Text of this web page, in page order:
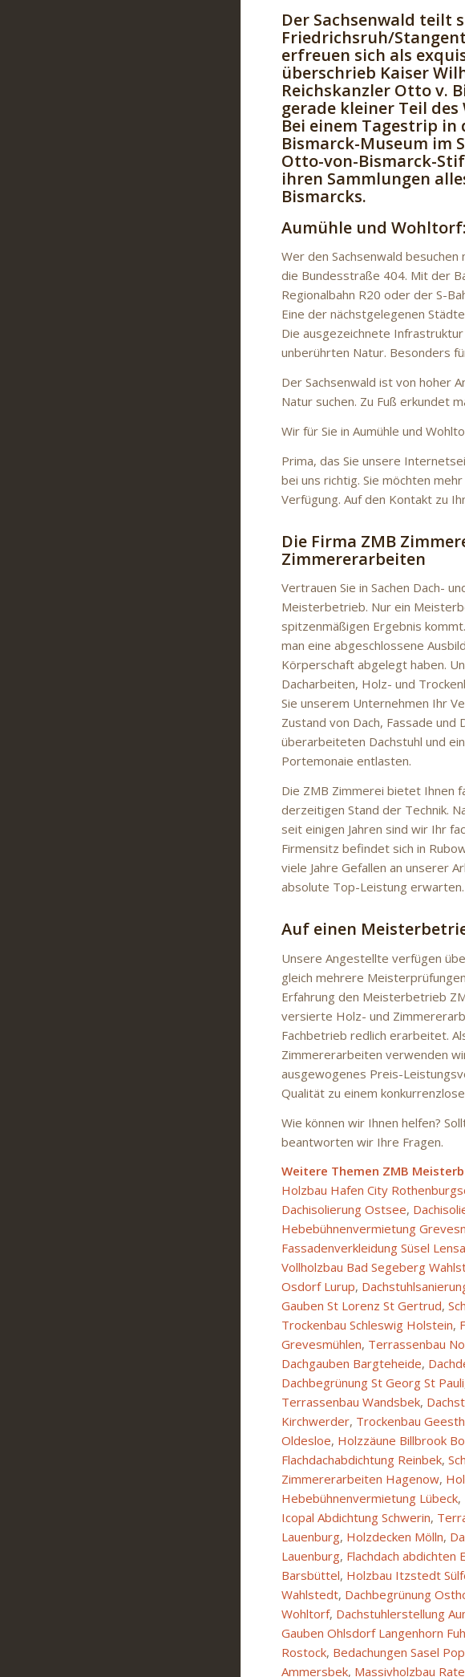
Der Sachsenwald teilt
Friedrichsruh/
erfreuen sich als
überschrieb Kaiser
Reichskanzler Otto v.
gerade kleiner Teil
Bei einem Tagestrip in
Bismarck-Museum im
Otto-von-Bismarck-
ihren Sammlungen
Bismarcks.
Aumühle und
Wer den Sachsenwald
die Bundesstraße 404. Mit der
Regionalbahn R20 oder der S-
Eine der nächstgelegenen
Die ausgezeichnete
unberührten Natur. Besonders
Der Sachsenwald ist von hoher
Natur suchen. Zu Fuß erkundet
Wir für Sie in Aumühle und
Prima, das Sie unsere
bei uns richtig. Sie möchten
Verfügung. Auf den Kontakt zu
Die Firma ZMB
Zimmererarbeiten
Vertrauen Sie in Sachen Dach-
Meisterbetrieb. Nur ein
spitzenmäßigen Ergebnis
man eine abgeschlossene
Körperschaft abgelegt haben.
Dacharbeiten, Holz- und
Sie unserem Unternehmen Ihr
Zustand von Dach, Fassade und
überarbeiteten Dachstuhl und
Portemonaie entlasten.
Die ZMB Zimmerei bietet Ihnen
derzeitigen Stand der Technik.
seit einigen Jahren sind wir Ihr
Firmensitz befindet sich in
viele Jahre Gefallen an unserer
absolute Top-Leistung erwarten.
Auf einen
Unsere Angestellte verfügen
gleich mehrere
Erfahrung den Meisterbetrieb
versierte Holz- und
Fachbetrieb redlich erarbeitet.
Zimmererarbeiten verwenden
ausgewogenes Preis-
Qualität zu einem
Wie können wir Ihnen helfen?
beantworten wir Ihre Fragen.
Weitere Themen ZMB
Holzbau Hafen City
Dachisolierung Ostsee,
Hebebühnenvermietung
Fassadenverkleidung Süsel
Vollholzbau Bad Segeberg
Osdorf Lurup,
Gauben St Lorenz St Gertrud,
Trockenbau Schleswig Holstein,
Grevesmühlen, Terrassenbau
Dachgauben Bargteheide,
Dachbegrünung St Georg St Pauli
Terrassenbau Wandsbek,
Kirchwerder, Trockenbau
Oldesloe, Holzzäune Billbrook
Flachdachabdichtung Reinbek,
Zimmererarbeiten Hagenow,
Hebebühnenvermietung Lübeck,
Icopal Abdichtung Schwerin,
Lauenburg, Holzdecken Mölln,
Lauenburg, Flachdach abdichten
Barsbüttel, Holzbau Itzstedt
Wahlstedt, Dachbegrünung
Wohltorf, Dachstuhlerstellung
Gauben Ohlsdorf Langenhorn
Rostock, Bedachungen Sasel
Ammersbek, Massivholzbau